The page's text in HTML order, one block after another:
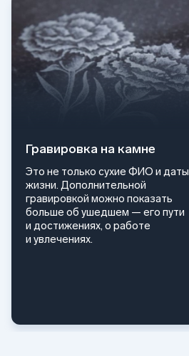
Гравировка на камне
Это не только сухие ФИО и даты
жизни. Дополнительной
гравировкой можно показать
больше об ушедшем — его пути
и достижениях, о работе
и увлечениях.